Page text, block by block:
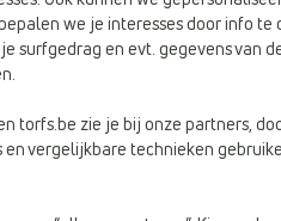
we je interesses door info te
surfgedrag en evt. gegevens van
torfs.be zie je bij onze partners,
vergelijkbare technieken